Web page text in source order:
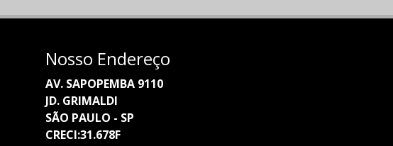
Nosso Endereço
AV. SAPOPEMBA 9110
JD. GRIMALDI
SÃO PAULO - SP
CRECI:31.678F